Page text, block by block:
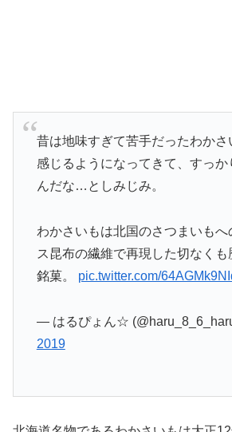
昔は地味すぎて苦手だったわかさ
感じるようになってきて、すっか
んだな…としみじみ。
わかさいもは北国のさつまいもへ
ス昆布の繊維で再現した切なく
銘菓。 pic.twitter.com/
— はるぴょん☆
2019